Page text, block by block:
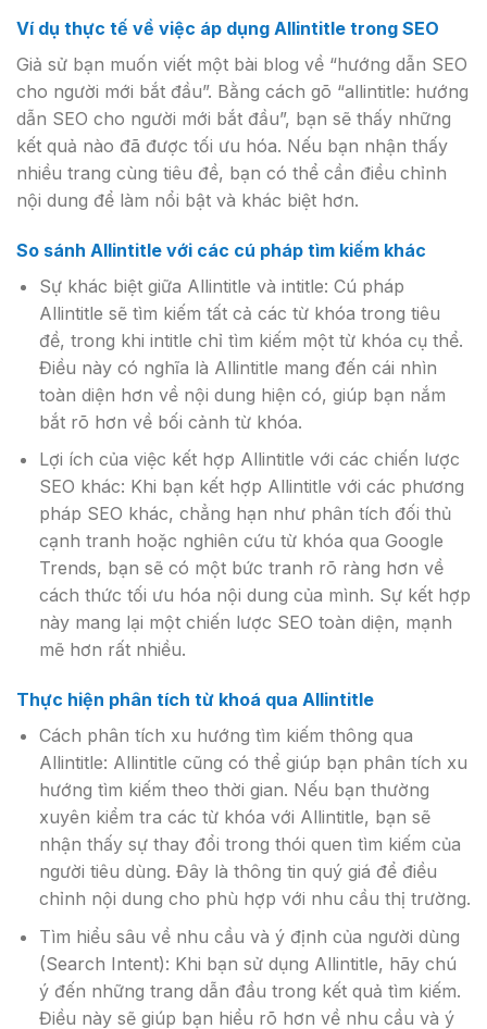
Ví dụ thực tế về việc áp dụng Allintitle trong SEO
Giả sử bạn muốn viết một bài blog về “hướng dẫn SEO
cho người mới bắt đầu”. Bằng cách gõ “allintitle: hướng
dẫn SEO cho người mới bắt đầu”, bạn sẽ thấy những
kết quả nào đã được tối ưu hóa. Nếu bạn nhận thấy
nhiều trang cùng tiêu đề, bạn có thể cần điều chỉnh
nội dung để làm nổi bật và khác biệt hơn.
So sánh Allintitle với các cú pháp tìm kiếm khác
Sự khác biệt giữa Allintitle và intitle: Cú pháp
Allintitle sẽ tìm kiếm tất cả các từ khóa trong tiêu
đề, trong khi intitle chỉ tìm kiếm một từ khóa cụ thể.
Điều này có nghĩa là Allintitle mang đến cái nhìn
toàn diện hơn về nội dung hiện có, giúp bạn nắm
bắt rõ hơn về bối cảnh từ khóa.
Lợi ích của việc kết hợp Allintitle với các chiến lược
SEO khác: Khi bạn kết hợp Allintitle với các phương
pháp SEO khác, chẳng hạn như phân tích đối thủ
cạnh tranh hoặc nghiên cứu từ khóa qua Google
Trends, bạn sẽ có một bức tranh rõ ràng hơn về
cách thức tối ưu hóa nội dung của mình. Sự kết hợp
này mang lại một chiến lược SEO toàn diện, mạnh
mẽ hơn rất nhiều.
Thực hiện phân tích từ khoá qua Allintitle
Cách phân tích xu hướng tìm kiếm thông qua
Allintitle: Allintitle cũng có thể giúp bạn phân tích xu
hướng tìm kiếm theo thời gian. Nếu bạn thường
xuyên kiểm tra các từ khóa với Allintitle, bạn sẽ
nhận thấy sự thay đổi trong thói quen tìm kiếm của
người tiêu dùng. Đây là thông tin quý giá để điều
chỉnh nội dung cho phù hợp với nhu cầu thị trường.
Tìm hiểu sâu về nhu cầu và ý định của người dùng
(Search Intent): Khi bạn sử dụng Allintitle, hãy chú
ý đến những trang dẫn đầu trong kết quả tìm kiếm.
Điều này sẽ giúp bạn hiểu rõ hơn về nhu cầu và ý